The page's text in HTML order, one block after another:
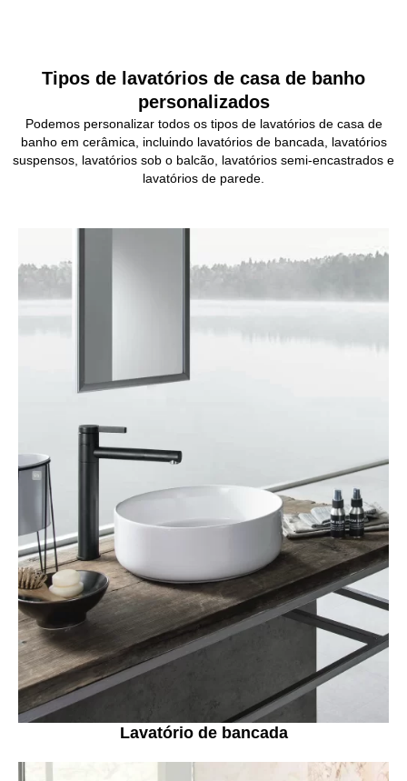
Tipos de lavatórios de casa de banho
personalizados
Podemos personalizar todos os tipos de lavatórios de casa de
banho em cerâmica, incluindo lavatórios de bancada, lavatórios
suspensos, lavatórios sob o balcão, lavatórios semi-encastrados e
lavatórios de parede.
Lavatório de bancada